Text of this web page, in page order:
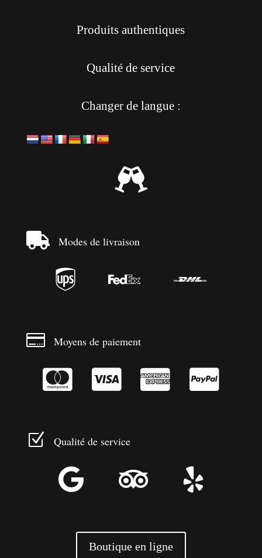
Produits authentiques
Qualité de service
Changer de langue :

 Modes de livraison
  
 Moyens de paiement
   
Z Qualité de service
  
Boutique en ligne